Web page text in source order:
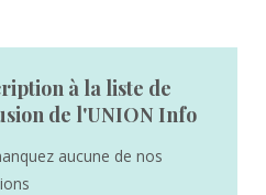
à la liste de
de l'UNION Info
aucune de nos